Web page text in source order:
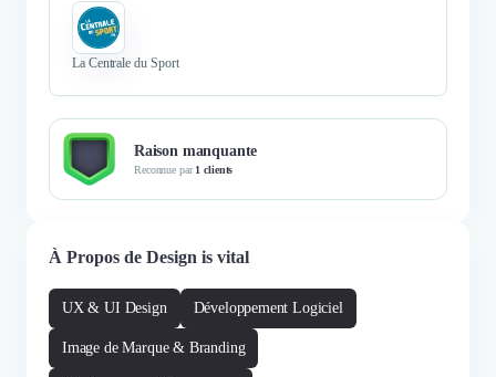
La Centrale du Sport
Raison manquante
Reconnue par1 clients
À Propos de Design is vital
UX & UI Design Développement Logiciel
Image de Marque & Branding